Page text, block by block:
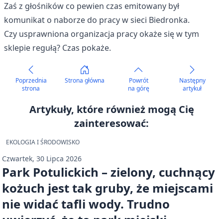
Zaś z głośników co pewien czas emitowany był
komunikat o naborze do pracy w sieci Biedronka.
Czy usprawniona organizacja pracy okaże się w tym
sklepie regułą? Czas pokaże.
Poprzednia
strona
Strona główna
Powrót
na górę
Następny
artykuł
Artykuły, które również mogą Cię
zainteresować:
EKOLOGIA I ŚRODOWISKO
Czwartek, 30 Lipca 2026
Park Potulickich – zielony, cuchnący
kożuch jest tak gruby, że miejscami
nie widać tafli wody. Trudno